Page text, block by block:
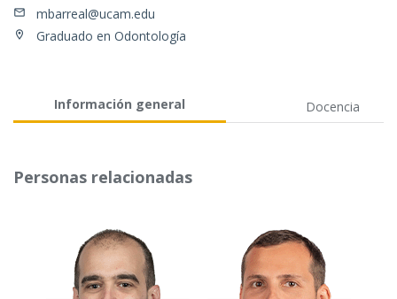
mbarreal@ucam.edu
Graduado en Odontología
Información general Docencia
Personas relacionadas